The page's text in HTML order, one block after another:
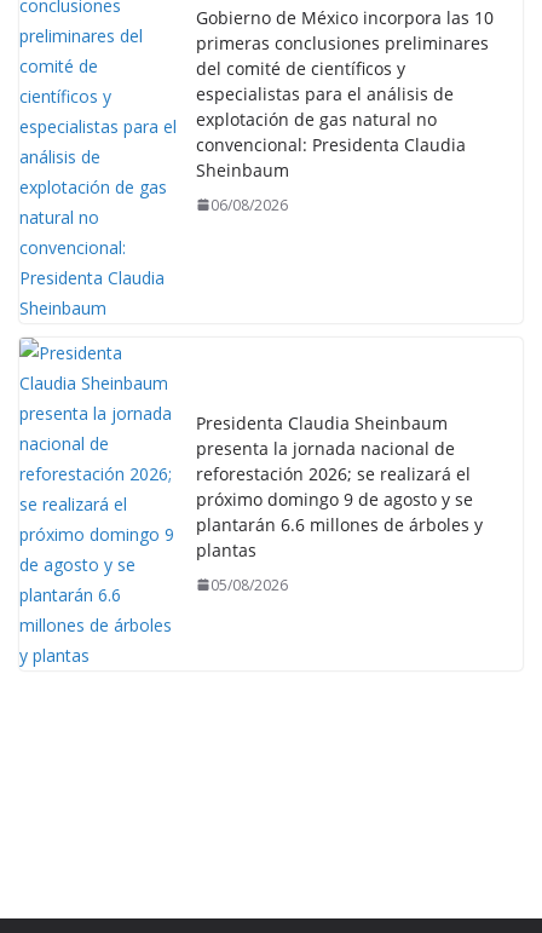
Gobierno de México incorpora las 10
primeras conclusiones preliminares
del comité de científicos y
especialistas para el análisis de
explotación de gas natural no
convencional: Presidenta Claudia
Sheinbaum
06/08/2026
Presidenta Claudia Sheinbaum
presenta la jornada nacional de
reforestación 2026; se realizará el
próximo domingo 9 de agosto y se
plantarán 6.6 millones de árboles y
plantas
05/08/2026